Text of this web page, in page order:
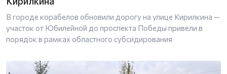
В городе корабелов обновили дорогу на улице Кирилкина —
участок от Юбилейной до проспекта Победы привели в
порядок в рамках областного субсидирования